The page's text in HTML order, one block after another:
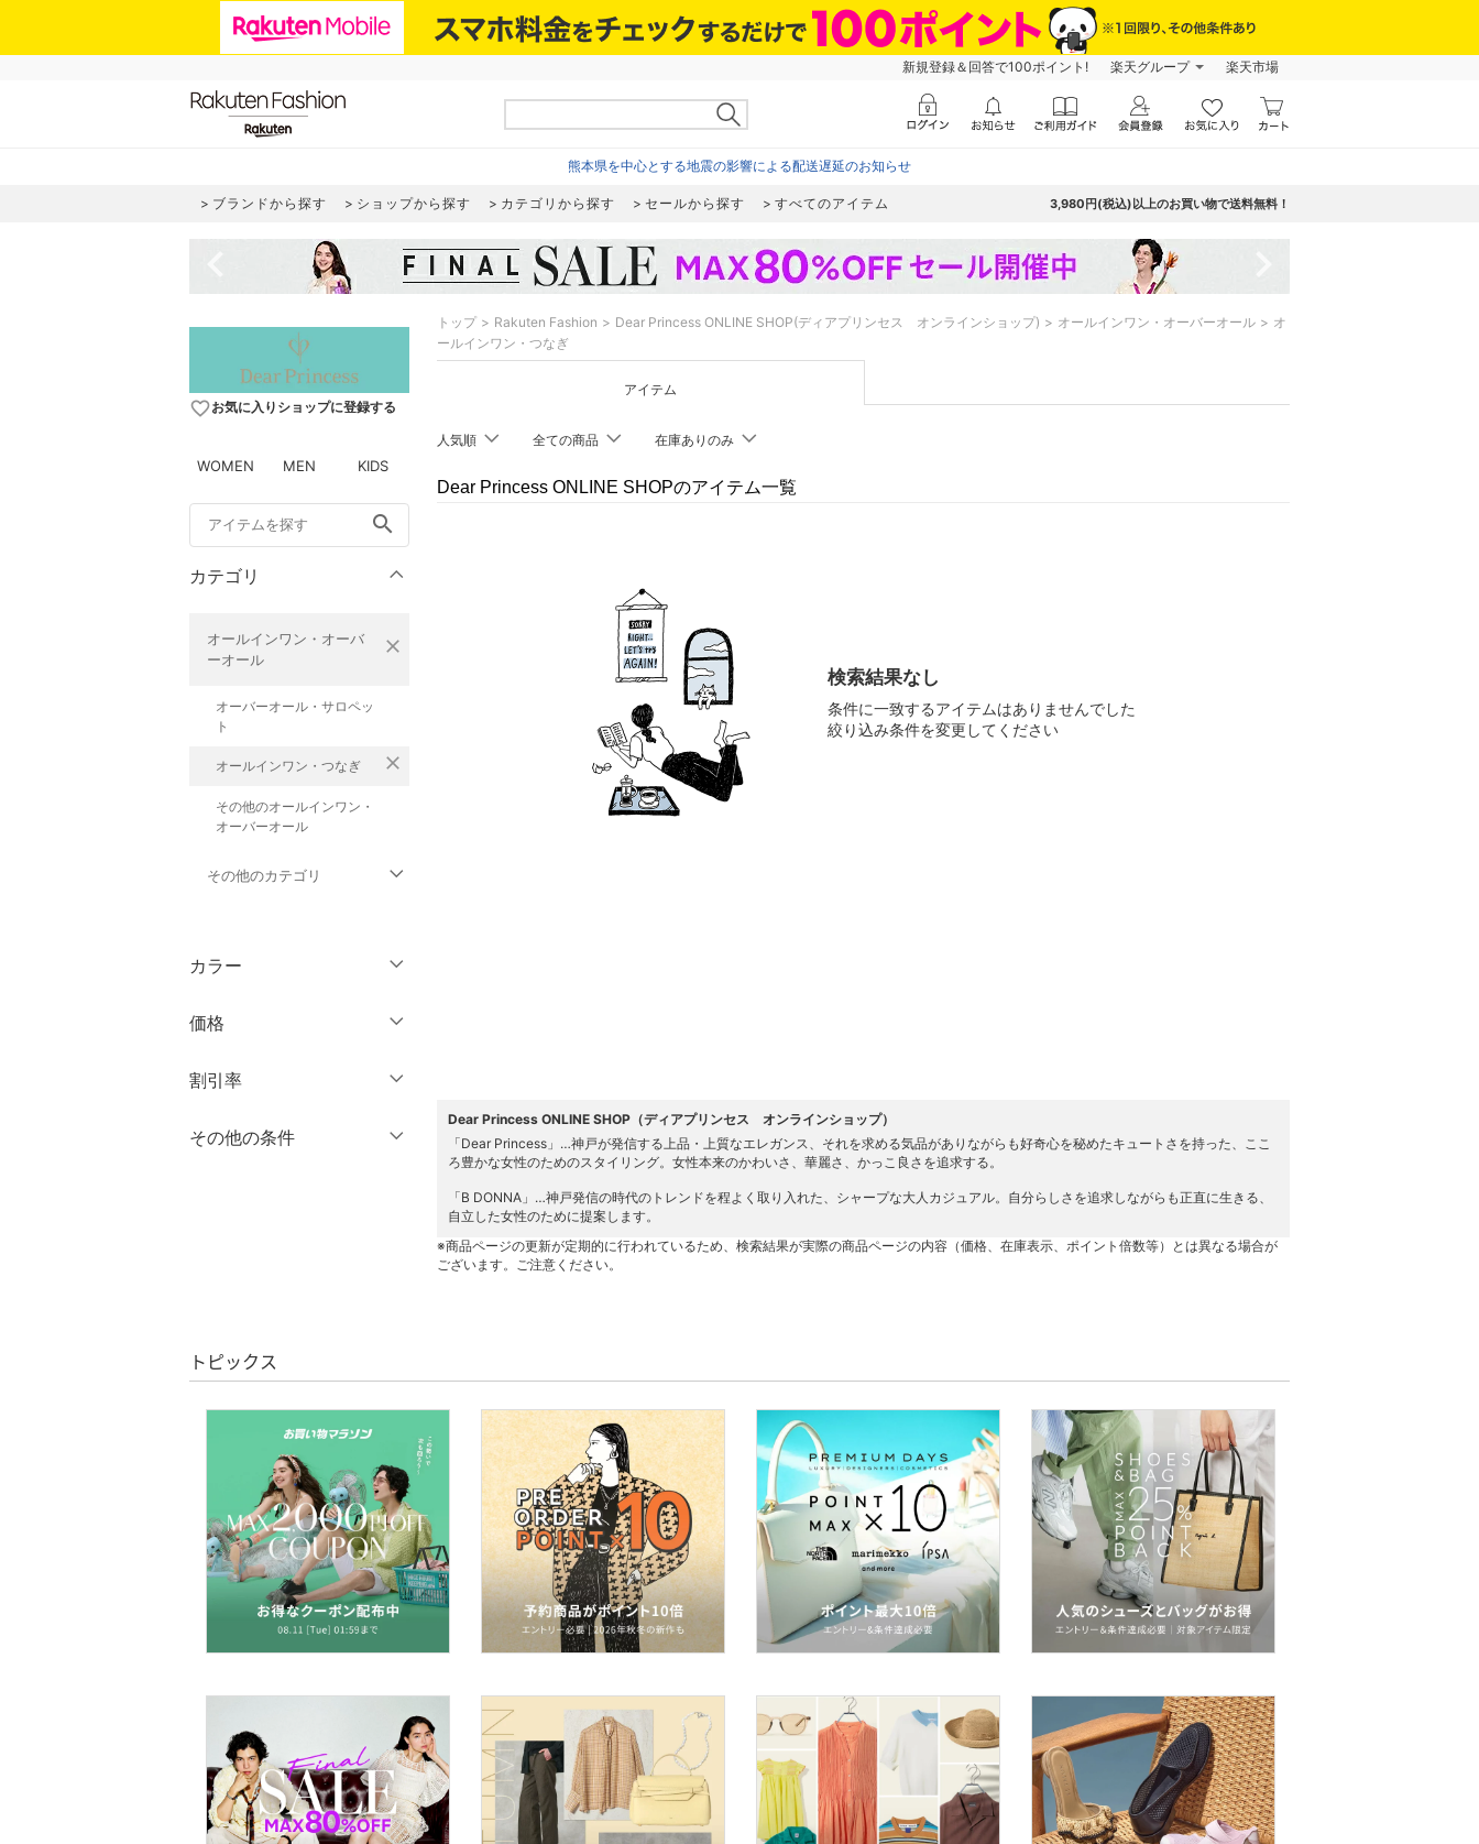
新規登録＆回答で100ポイント! 楽天グループ 楽天市場
熊本県を中心とする地震の影響による配送遅延のお知らせ
ブランドから探す ショップから探す カテゴリから探す セールから探す すべてのアイテム 3,980円(税込)以上のお買い物で送料無料！
favorite_borderお気に入りショップに登録する
WOMEN MEN KIDS
search
カテゴリ
オールインワン・オーバ
ーオール
close
オーバーオール・サロペッ
ト
オールインワン・つなぎ close
その他のオールインワン・
オーバーオール
その他のカテゴリ
ジャケット・アウター
パンツ
ワンピース・ドレス
スカート
財布・ポーチ・ケース
帽子
ヘアアクセサリー
マタニティウェア・ベビ
水着・スイムグッズ
着物・浴衣・和装小物
カラー
価格
絞り込み
割引率
％OFF～ ％OFF
その他の条件
トップ Rakuten Fashion Dear Princess ONLINE SHOP(ディアプリンセス オンラインショップ) オールインワン・オーバーオール
オ
ールインワン・つなぎ
アイテム
人気順 全ての商品 在庫ありのみ
Dear Princess ONLINE SHOPのアイテム一覧
検索結果なし
条件に一致するアイテムはありませんでした
絞り込み条件を変更してください
Dear Princess ONLINE SHOP（ディアプリンセス オンラインショップ）
「Dear Princess」…神戸が発信する上品・上質なエレガンス、それを求める気品がありながらも好奇心を秘めたキュートさを持った、ここ
ろ豊かな女性のためのスタイリング。女性本来のかわいさ、華麗さ、かっこ良さを追求する。
「B DONNA」…神戸発信の時代のトレンドを程よく取り入れた、シャープな大人カジュアル。自分らしさを追求しながらも正直に生きる、
自立した女性のために提案します。
※商品ページの更新が定期的に行われているため、検索結果が実際の商品ページの内容（価格、在庫表示、ポイント倍数等）とは異なる場合が
ございます。ご注意ください。
トピックス